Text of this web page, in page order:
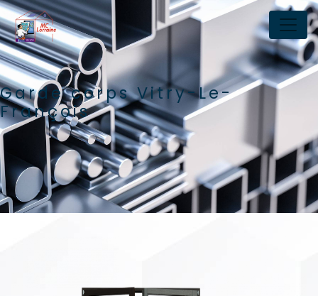
Panneau de gestion des cookies
Garde corps Vitry-Le-
François